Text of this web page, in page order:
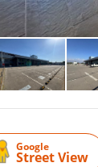
Google
Street View